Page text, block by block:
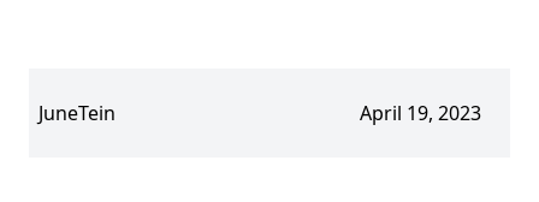
JuneTein April 19, 2023